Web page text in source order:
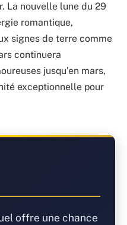
La nouvelle lune du 29
romantique,
signes de terre comme
continuera
jusqu’en mars,
exceptionnelle pour
offre une chance